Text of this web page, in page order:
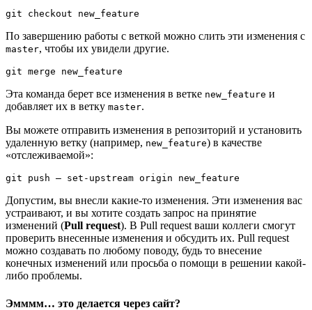
git checkout new_feature
По завершению работы с веткой можно слить эти изменения с
master, чтобы их увидели другие.
git merge new_feature
Эта команда берет все изменения в ветке new_feature и
добавляет их в ветку master.
Вы можете отправить изменения в репозиторий и установить
удаленную ветку (например, new_feature) в качестве
«отслеживаемой»:
git push — set-upstream origin new_feature
Допустим, вы внесли какие-то изменения. Эти изменения вас
устраивают, и вы хотите создать запрос на принятие
изменений (Pull request). В Pull request ваши коллеги смогут
проверить внесенные изменения и обсудить их. Pull request
можно создавать по любому поводу, будь то внесение
конечных изменений или просьба о помощи в решении какой-
либо проблемы.
Эмммм… это делается через сайт?